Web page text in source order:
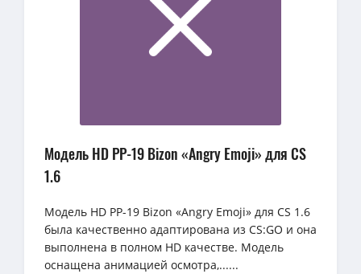
Модель HD PP-19 Bizon «Angry Emoji» для CS
1.6
Модель HD PP-19 Bizon «Angry Emoji» для CS 1.6
была качественно адаптирована из CS:GO и она
выполнена в полном HD качестве. Модель
оснащена анимацией осмотра,......